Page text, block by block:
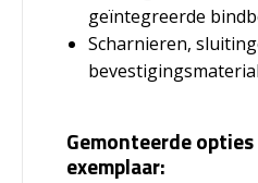
geïntegreerde
Scharnieren,
Gemonteerde
exemplaar: